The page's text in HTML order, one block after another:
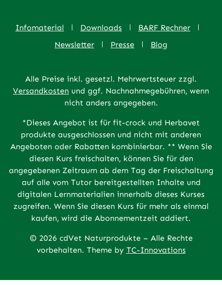
Infomaterial Downloads
BARF Rechner
Newsletter
Presse Blog
Alle Preise inkl. gesetzl. Mehrwertsteuer zzgl.
Versandkosten und ggf. Nachnahmegebühren, wenn
nicht anders angegeben.
*Dieses Angebot ist für fit-crock und Herbavet
produkte ausgeschlossen und nicht mit anderen
Angeboten oder Rabatten kombinierbar. ** Wenn Sie
diesen Kurs freischalten, können Sie für den
angegebenen Zeitraum ab dem Tag der Freischaltung
auf alle vom Tutor bereitgestellten Inhalte und
digitalen Lernmaterialien innerhalb dieses Kurses
zugreifen. Wenn Sie diesen Kurs für mehr als einmal
kaufen, wird die Abonnementzeit addiert.
© 2026 cdVet Naturprodukte – Alle Rechte
vorbehalten. Theme by TC-Innovations